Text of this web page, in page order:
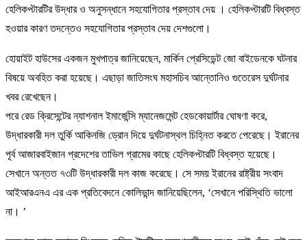
হেলিকপ্টারটির উদ্ধার ও অনুসন্ধানে সহযোগিতার প্রস্তাব দেয় । হেলিকপ্টারটি বিধ্বস্ত
হওয়ার কারণ তদন্তেও সহযোগিতার প্রস্তাব দেয় দেশগুলো।
হোয়াইট হাউসের একজন মুখপাত্র জানিয়েছেন, মার্কিন প্রেসিডেন্ট জো বাইডেনকে ঘটনার
বিষয়ে অবহিত করা হয়েছে। এছাড়া জাতিসংঘ মহাসচিব আন্তোনিও গুতেরেস দুর্ঘটনার
খবর রেখেছেন।
পরে রেড ক্রিসেন্টের ন্যাশনাল ইমার্জেন্সি ম্যানেজমেন্ট হেডকোয়ার্টার ঘোষণা করে,
উদ্ধারকারী দল তুর্কি আকিনজি ড্রোন দিয়ে দুর্ঘটনাস্থল চিহ্নিত করতে পেরেছে। ইরানের
পূর্ব আজারবাইজান প্রদেশের তাভিল গ্রামের কাছে হেলিকপ্টারটি বিধ্বস্ত হয়েছে।
সেখানে অন্তত ৭৩টি উদ্ধারকারী দল কাজ করেছে। সে সময় ইরানের রাষ্ট্রীয় সংবাদ
আইআরএনএ এর এক প্রতিবেদনে কোলিভান্দ জানিয়েছিলেন, ‘সেখানে পরিস্থিতি ভালো
না। ’